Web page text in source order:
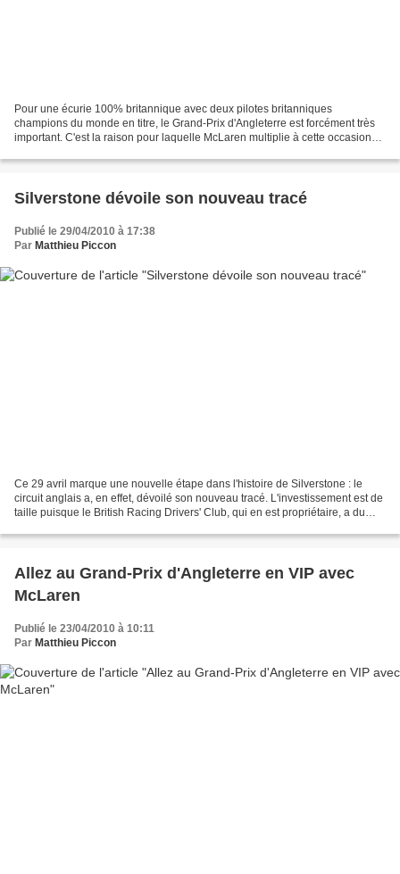
Pour une écurie 100% britannique avec deux pilotes britanniques
champions du monde en titre, le Grand-Prix d'Angleterre est forcément très
important. C'est la raison pour laquelle McLaren multiplie à cette occasion
Silverstone dévoile son nouveau tracé
Publié le 29/04/2010 à 17:38
Par Matthieu Piccon
Ce 29 avril marque une nouvelle étape dans l'histoire de Silverstone : le
circuit anglais a, en effet, dévoilé son nouveau tracé. L'investissement est de
taille puisque le British Racing Drivers' Club, qui en est propriétaire, a du
Allez au Grand-Prix d'Angleterre en VIP avec
McLaren
Publié le 23/04/2010 à 10:11
Par Matthieu Piccon